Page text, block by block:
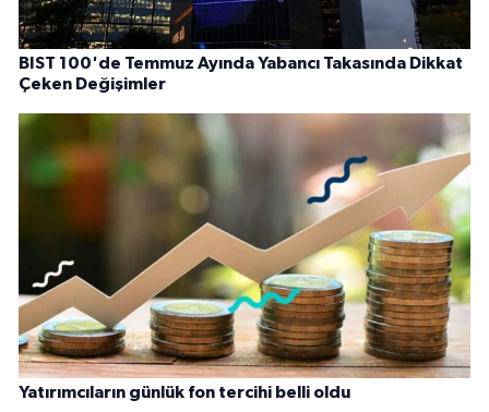
BIST 100'de Temmuz Ayında Yabancı Takasında Dikkat
Çeken Değişimler
Yatırımcıların günlük fon tercihi belli oldu